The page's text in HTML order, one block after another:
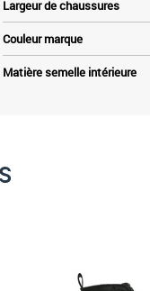
Largeur de chaussures
Couleur marque
Matière semelle intérieure